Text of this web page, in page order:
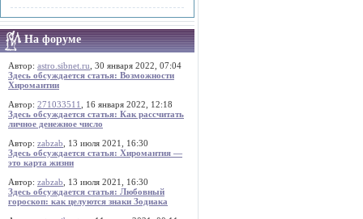
На форуме
Автор: astro.sibnet.ru , 30 января 2022, 07:04
Здесь обсуждается статья: Возможности
Хиромантии
Автор: 271033511
, 16 января 2022, 12:18
Здесь обсуждается статья: Как рассчитать
личное денежное число
Автор: zabzab , 13 июля 2021, 16:30
Здесь обсуждается статья: Хиромантия —
это карта жизни
Автор: zabzab , 13 июля 2021, 16:30
Здесь обсуждается статья: Любовный
гороскоп: как целуются знаки Зодиака